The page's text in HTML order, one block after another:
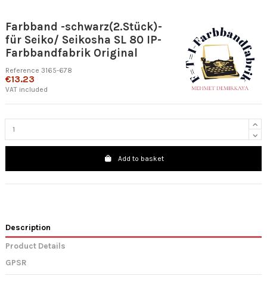
Farbband -schwarz(2.Stück)-
für Seiko/ Seikosha SL 80 IP-
Farbbandfabrik Original
Reference 3165-678
€13.23
VAT included
Add to basket
Description
Product Details
GPSR